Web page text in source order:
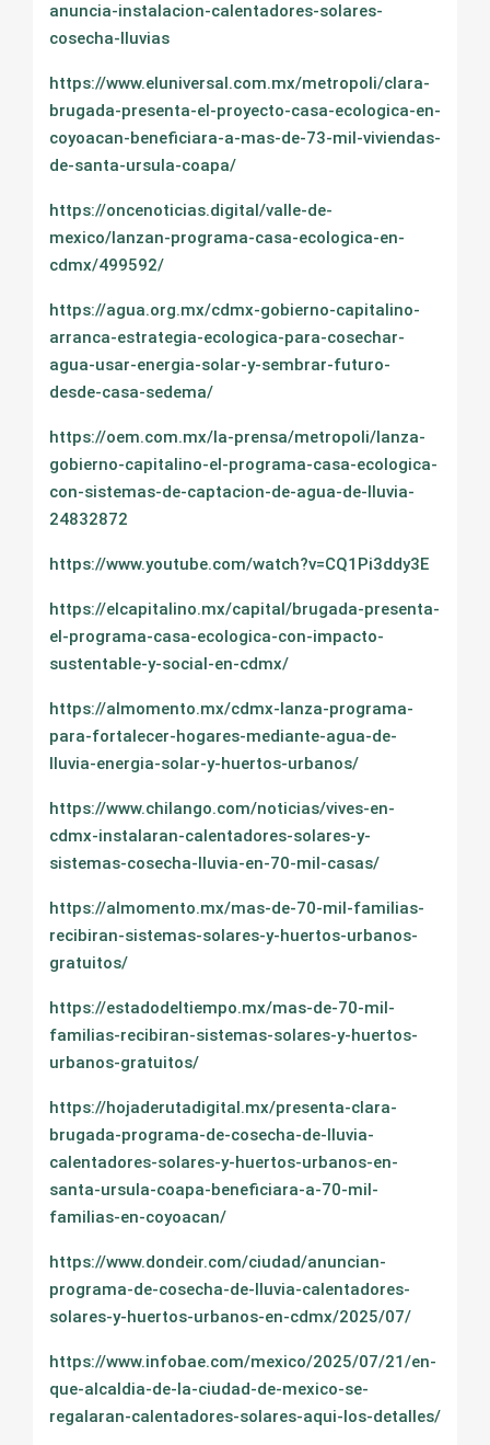
anuncia-instalacion-calentadores-solares-
cosecha-lluvias
https://www.eluniversal.com.mx/metropoli/clara-
brugada-presenta-el-proyecto-casa-ecologica-en-
coyoacan-beneficiara-a-mas-de-73-mil-viviendas-
de-santa-ursula-coapa/
https://oncenoticias.digital/valle-de-
mexico/lanzan-programa-casa-ecologica-en-
cdmx/499592/
https://agua.org.mx/cdmx-gobierno-capitalino-
arranca-estrategia-ecologica-para-cosechar-
agua-usar-energia-solar-y-sembrar-futuro-
desde-casa-sedema/
https://oem.com.mx/la-prensa/metropoli/lanza-
gobierno-capitalino-el-programa-casa-ecologica-
con-sistemas-de-captacion-de-agua-de-lluvia-
24832872
https://www.youtube.com/watch?v=CQ1Pi3ddy3E
https://elcapitalino.mx/capital/brugada-presenta-
el-programa-casa-ecologica-con-impacto-
sustentable-y-social-en-cdmx/
https://almomento.mx/cdmx-lanza-programa-
para-fortalecer-hogares-mediante-agua-de-
lluvia-energia-solar-y-huertos-urbanos/
https://www.chilango.com/noticias/vives-en-
cdmx-instalaran-calentadores-solares-y-
sistemas-cosecha-lluvia-en-70-mil-casas/
https://almomento.mx/mas-de-70-mil-familias-
recibiran-sistemas-solares-y-huertos-urbanos-
gratuitos/
https://estadodeltiempo.mx/mas-de-70-mil-
familias-recibiran-sistemas-solares-y-huertos-
urbanos-gratuitos/
https://hojaderutadigital.mx/presenta-clara-
brugada-programa-de-cosecha-de-lluvia-
calentadores-solares-y-huertos-urbanos-en-
santa-ursula-coapa-beneficiara-a-70-mil-
familias-en-coyoacan/
https://www.dondeir.com/ciudad/anuncian-
programa-de-cosecha-de-lluvia-calentadores-
solares-y-huertos-urbanos-en-cdmx/2025/07/
https://www.infobae.com/mexico/2025/07/21/en-
que-alcaldia-de-la-ciudad-de-mexico-se-
regalaran-calentadores-solares-aqui-los-detalles/